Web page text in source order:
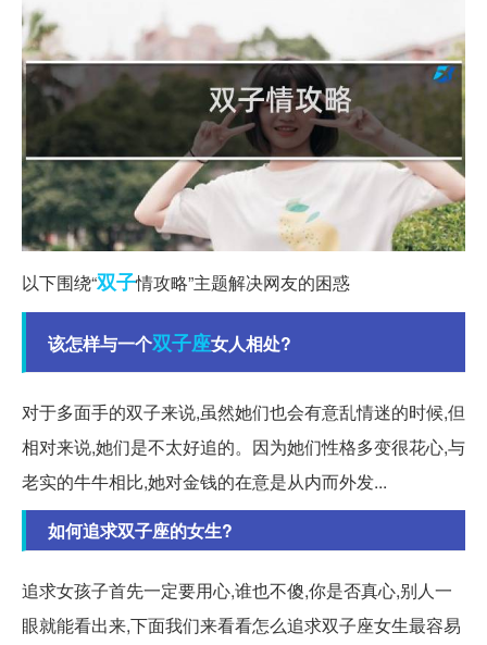
以下围绕“双子情攻略”主题解决网友的困惑
该怎样与一个双子座女人相处?
对于多面手的双子来说,虽然她们也会有意乱情迷的时候,但
相对来说,她们是不太好追的。因为她们性格多变很花心,与
老实的牛牛相比,她对金钱的在意是从内而外发...
如何追求双子座的女生?
追求女孩子首先一定要用心,谁也不傻,你是否真心,别人一
眼就能看出来,下面我们来看看怎么追求双子座女生最容易